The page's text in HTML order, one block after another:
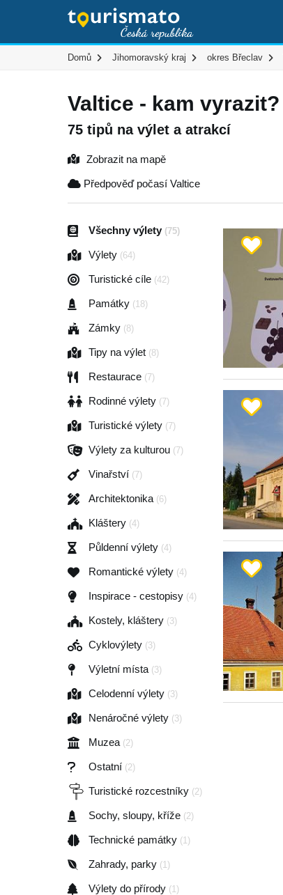
Domů Jihomoravský kraj okres Břeclav
Valtice - kam vyrazit?
75 tipů na výlet a atrakcí
Zobrazit na mapě
Předpověď počasí Valtice
Všechny výlety (75)
Výlety (64)
Turistické cíle (42)
Památky (18)
Zámky (8)
Tipy na výlet (8)
Restaurace (7)
Rodinné výlety (7)
Turistické výlety (7)
Výlety za kulturou (7)
Vinařství (7)
Architektonika (6)
Kláštery (4)
Půldenní výlety (4)
Romantické výlety (4)
Inspirace - cestopisy (4)
Kostely, kláštery (3)
Cyklovýlety (3)
Výletní místa (3)
Celodenní výlety (3)
Nenáročné výlety (3)
Muzea (2)
Ostatní (2)
Turistické rozcestníky (2)
Sochy, sloupy, kříže (2)
Technické památky (1)
Zahrady, parky (1)
Výlety do přírody (1)